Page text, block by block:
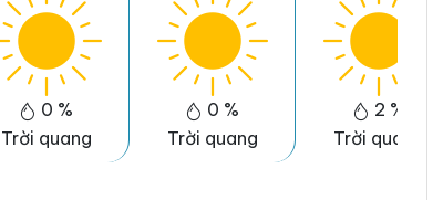
0 %
Trời quang
0 %
Trời quang
2 %
Trời quang